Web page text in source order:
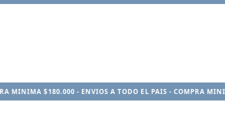
$180.000 - ENVIOS A TODO EL PAIS - COMPRA